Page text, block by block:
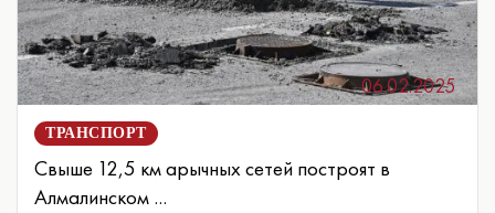
06.02.2025
ТРАНСПОРТ
Свыше 12,5 км арычных сетей построят в
Алмалинском ...